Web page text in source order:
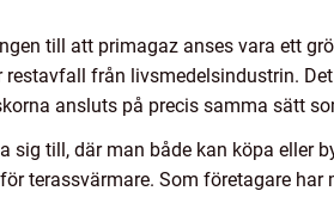
till att primagaz anses vara ett
från livsmedelsindustrin.
ansluts på precis samma sätt
till, där man både kan köpa eller
terassvärmare. Som företagare har